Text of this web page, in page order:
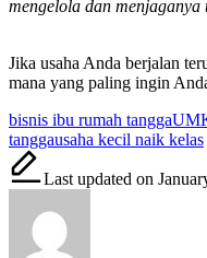
mengelola dan menjaganya
Jika usaha Anda berjalan
mana yang paling ingin
Tags:
bisnis ibu rumah tangga
tanggausaha kecil naik kelas
Last updated on